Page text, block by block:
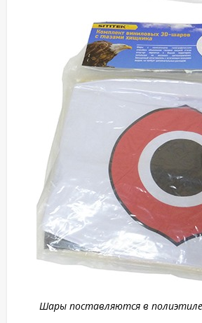
Шары поставляются в